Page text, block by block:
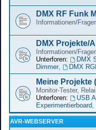
DMX RF Funk
Informationen/
DMX Projekte/
Informationen/
Unterforen:
DMX
Dimmer, DMX
Meine Projekte
Monitor-Tester,
Unterforen:
USB
Experimentierboard
AVR-WEBSERVER